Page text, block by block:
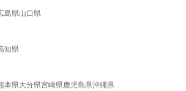
島県山口県
知県
本県大分県宮崎県鹿児島県沖縄県